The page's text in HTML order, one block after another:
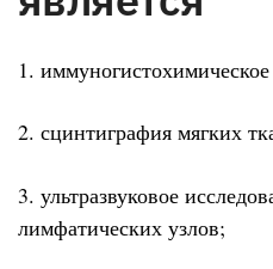
1.
2. сцинтиграфия мягких
3. ультразвуковое
лимфатических узлов;